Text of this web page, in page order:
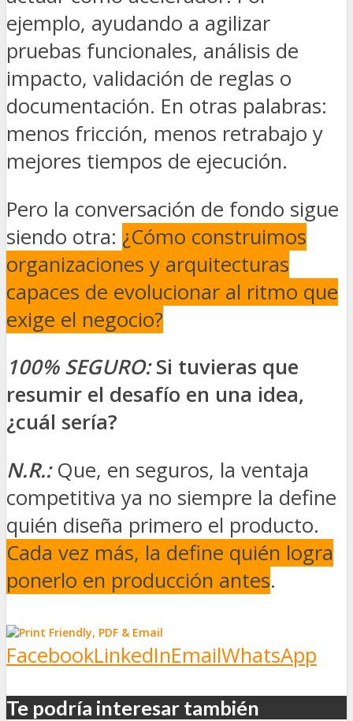
ejemplo, ayudando a agilizar
pruebas funcionales, análisis de
impacto, validación de reglas o
documentación. En otras palabras:
menos fricción, menos retrabajo y
mejores tiempos de ejecución.
Pero la conversación de fondo sigue
siendo otra: ¿Cómo construimos
organizaciones y arquitecturas
capaces de evolucionar al ritmo que
exige el negocio?
100% SEGURO:Si tuvieras que
resumir el desafío en una idea,
¿cuál sería?
N.R.: Que, en seguros, la ventaja
competitiva ya no siempre la define
quién diseña primero el producto.
Cada vez más, la define quién logra
ponerlo en producción antes.
FacebookLinkedInEmailWhatsApp
Te podría interesar también